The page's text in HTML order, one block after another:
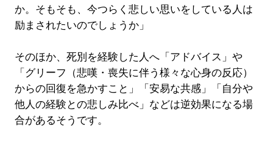
か。そもそも、今つらく悲しい思いをしている人は
励まされたいのでしょうか」
そのほか、死別を経験した人へ「アドバイス」や
「グリーフ（悲嘆・喪失に伴う様々な心身の反応）
からの回復を急かすこと」「安易な共感」「自分や
他人の経験との悲しみ比べ」などは逆効果になる場
合があるそうです。